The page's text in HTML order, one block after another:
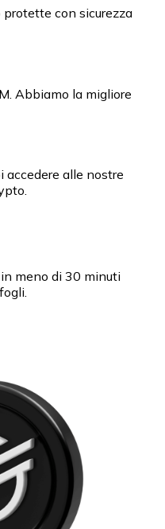
con sicurezza
Abbiamo la migliore
accedere alle nostre
meno di 30 minuti